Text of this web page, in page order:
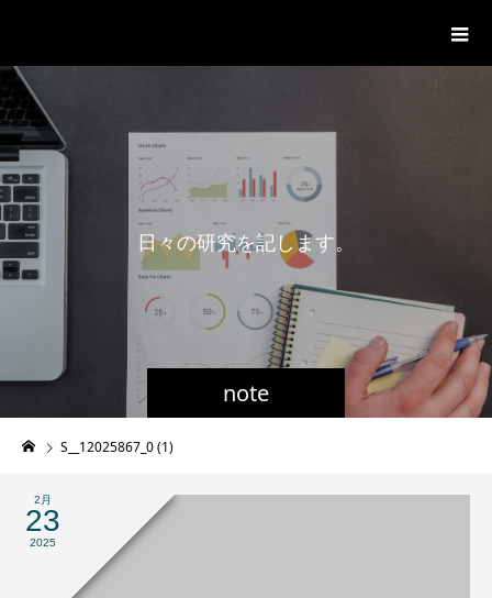
一般社団法人グローバル都市経営学
note
日々の研究を記します。
S__12025867_0 (1)
2月
23
2025